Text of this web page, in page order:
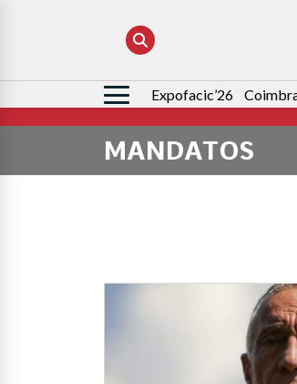
Pesquisar
por:
Expofacic’26
MANDATOS